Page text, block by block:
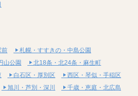
前
札幌・すすきの・中島公園
山公園
北18条・北24条・麻生町
白石区・厚別区
西区・琴似・手稲区
旭川・芦別・深川
千歳・恵庭・北広島